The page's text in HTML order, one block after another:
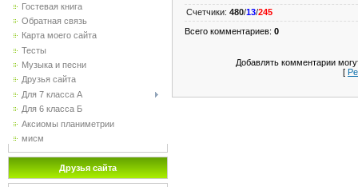
Гостевая книга
Обратная связь
Карта моего сайта
Тесты
Музыка и песни
Друзья сайта
Для 7 класса А
Для 6 класса Б
Аксиомы планиметрии
мисм
Друзья сайта
Счетчики: 480/13/245
Всего комментариев: 0
Добавлять комментарии
[